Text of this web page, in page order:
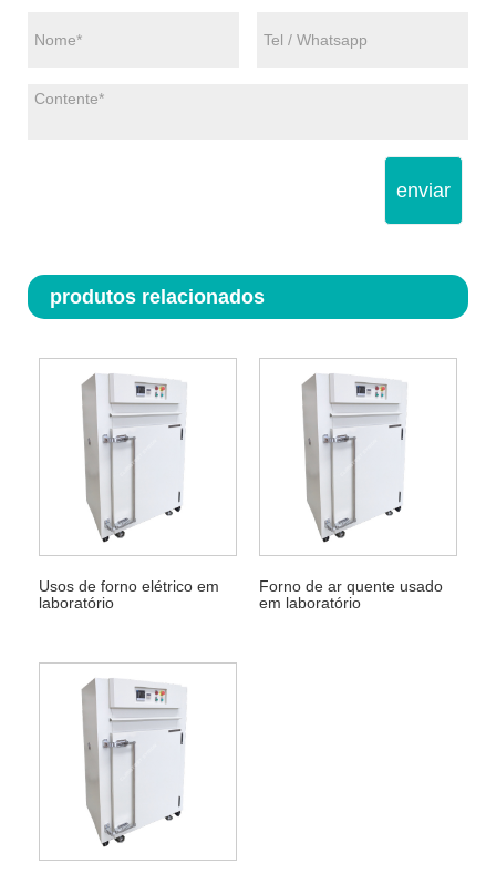
enviar
produtos relacionados
Usos de forno elétrico em
laboratório
Forno de ar quente usado
em laboratório